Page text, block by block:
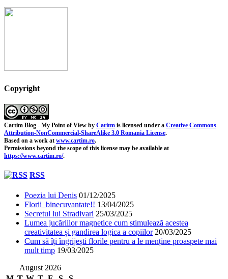
Copyright
Cartim Blog - My Point of View by Caritm is licensed under a Creative Commons
Attribution-NonCommercial-ShareAlike 3.0 Romania License.
Based on a work at www.cartim.ro.
Permissions beyond the scope of this license may be available at
https://www.cartim.ro/.
RSS
Poezia lui Denis 01/12/2025
Florii binecuvantate!! 13/04/2025
Secretul lui Stradivari 25/03/2025
Lumea jucăriilor magnetice cum stimulează acestea
creativitatea și gandirea logica a copiilor 20/03/2025
Cum să îți îngrijești florile pentru a le menține proaspete mai
mult timp 19/03/2025
August 2026